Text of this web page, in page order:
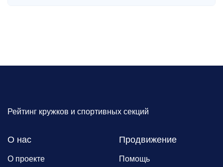
Рейтинг кружков и спортивных секций
О нас
О проекте
Продвижение
Помощь